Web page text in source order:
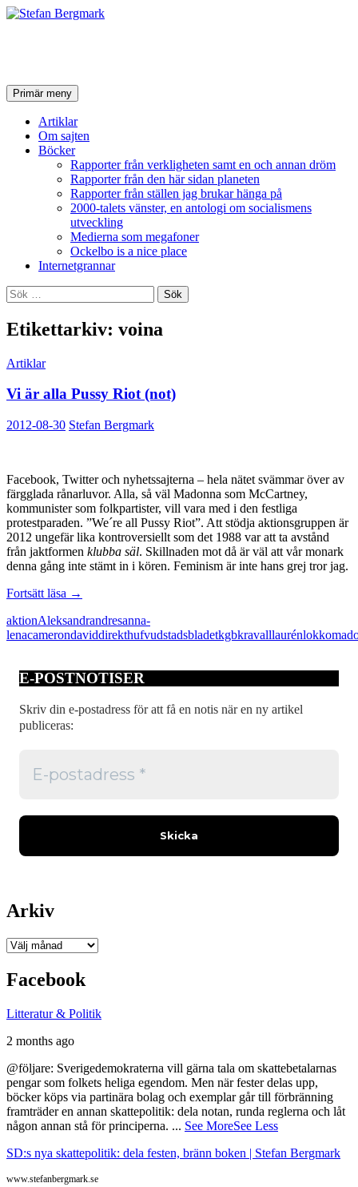
SökPrimär meny Hoppa
till
innehåll
Artiklar
Om sajten
Böcker
Rapporter från verkligheten samt en och annan dröm
Rapporter från den här sidan planeten
Rapporter från ställen jag brukar hänga på
2000-talets vänster, en antologi om socialismens
utveckling
Medierna som megafoner
Ockelbo is a nice place
Internetgrannar
Sök
efter:
Etikettarkiv: voina
Artiklar
Vi är alla Pussy Riot (not)
2012-08-30 Stefan Bergmark
Facebook, Twitter och nyhetssajterna – hela nätet svämmar över av
färgglada rånarluvor. Alla, så väl Madonna som McCartney,
kommunister som folkpartister, vill vara med i den festliga
protestparaden. ”We´re all Pussy Riot”. Att stödja aktionsgruppen är
2012 ungefär lika kontroversiellt som det 1988 var att ta avstånd
från jaktformen klubba säl. Skillnaden mot då är väl att vår monark
denna gång inte stämt in i kören. Feminism är inte hans grej tror jag.
Fortsätt läsa Vi
alla
Pussy
→
aktionAleksandrandresanna-
lenacamerondaviddirekthufvudstadsbladetkgbkravalllaurénlokko
E-POSTNOTISER
Skriv din e-postadress för att få en notis när en ny artikel
publiceras:
Arkiv
Arkiv
Facebook
Litteratur & Politik
2 months ago
@följare: Sverigedemokraterna vill gärna tala om skattebetalarnas
pengar som folkets heliga egendom. Men när fester delas upp,
böcker köps via partinära bolag och exemplar går till förbränning
framträder en annan skattepolitik: dela notan, runda reglerna och låt
någon annan stå för principerna. ... See MoreSee Less
SD:s nya skattepolitik: dela festen, bränn boken | Stefan Bergmark
www.stefanbergmark.se